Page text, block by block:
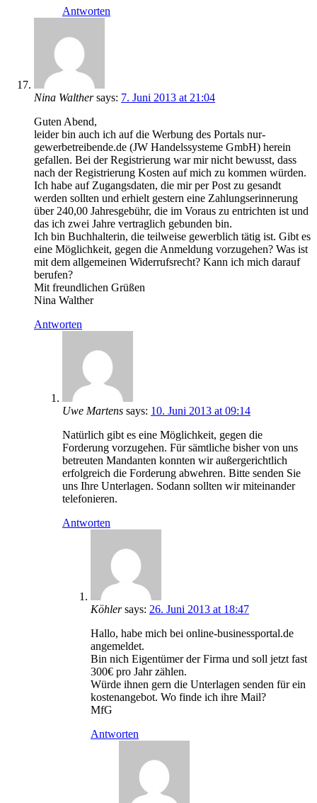
Antworten
Nina Walther says: 7. Juni 2013 at 21:04
Guten Abend,
leider bin auch ich auf die Werbung des Portals nur-
gewerbetreibende.de (JW Handelssysteme GmbH) herein
gefallen. Bei der Registrierung war mir nicht bewusst, dass
nach der Registrierung Kosten auf mich zu kommen würden.
Ich habe auf Zugangsdaten, die mir per Post zu gesandt
werden sollten und erhielt gestern eine Zahlungserinnerung
über 240,00 Jahresgebühr, die im Voraus zu entrichten ist und
das ich zwei Jahre vertraglich gebunden bin.
Ich bin Buchhalterin, die teilweise gewerblich tätig ist. Gibt es
eine Möglichkeit, gegen die Anmeldung vorzugehen? Was ist
mit dem allgemeinen Widerrufsrecht? Kann ich mich darauf
berufen?
Mit freundlichen Grüßen
Nina Walther
Antworten
Uwe Martens says: 10. Juni 2013 at 09:14
Natürlich gibt es eine Möglichkeit, gegen die
Forderung vorzugehen. Für sämtliche bisher von uns
betreuten Mandanten konnten wir außergerichtlich
erfolgreich die Forderung abwehren. Bitte senden Sie
uns Ihre Unterlagen. Sodann sollten wir miteinander
telefonieren.
Antworten
Köhler says: 26. Juni 2013 at 18:47
Hallo, habe mich bei online-businessportal.de
angemeldet.
Bin nich Eigentümer der Firma und soll jetzt fast
300€ pro Jahr zählen.
Würde ihnen gern die Unterlagen senden für ein
kostenangebot. Wo finde ich ihre Mail?
MfG
Antworten